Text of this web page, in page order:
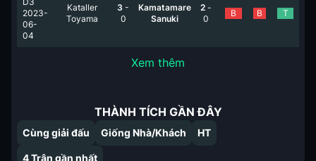
2023-
06-
04
Kataller
Toyama
3 -
0
Kamatamare
Sanuki
2 -
0
B B T
Xem thêm
THÀNH TÍCH GẦN ĐÂY
Cùng giải đấu Giống Nhà/Khách HT
4Trận gần nhất